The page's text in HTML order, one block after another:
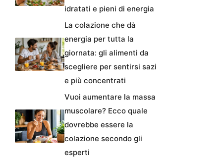
idratati e pieni di energia
La colazione che dà
energia per tutta la
giornata: gli alimenti da
scegliere per sentirsi sazi
e più concentrati
Vuoi aumentare la massa
muscolare? Ecco quale
dovrebbe essere la
colazione secondo gli
esperti